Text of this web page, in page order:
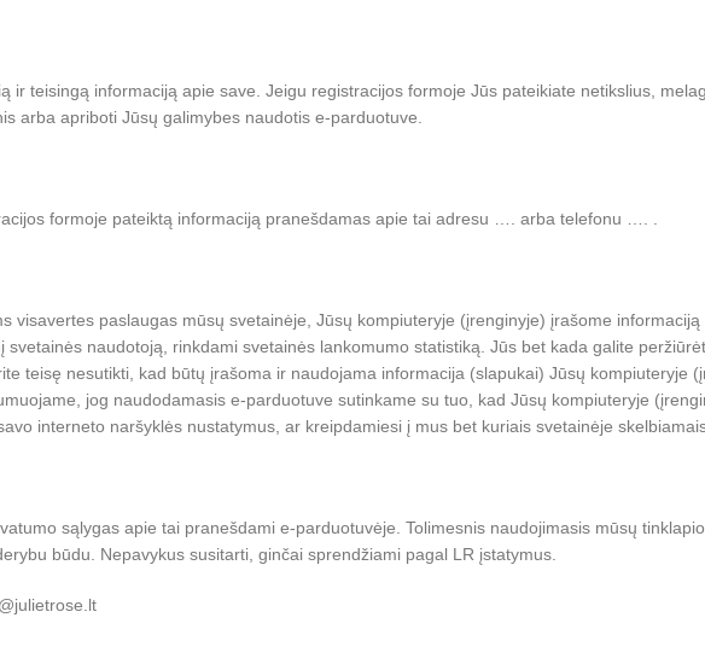
ir teisingą informaciją apie save. Jeigu registracijos formoje Jūs pateikiate netikslius,
arba apriboti Jūsų galimybes naudotis e-parduotuve.
formoje pateiktą informaciją pranešdamas apie tai adresu …. arba telefonu …. .
visavertes paslaugas mūsų svetainėje, Jūsų kompiuteryje (įrenginyje) įrašome informaciją
naudotoją, rinkdami svetainės lankomumo statistiką. Jūs bet kada galite
teisę nesutikti, kad būtų įrašoma ir naudojama informacija (slapukai) Jūsų kompiuteryje
jog naudodamasis e-parduotuve sutinkame su tuo, kad Jūsų kompiuteryje
interneto naršyklės nustatymus, ar kreipdamiesi į mus bet kuriais svetainėje
sąlygas apie tai pranešdami e-parduotuvėje. Tolimesnis naudojimasis mūsų
būdu. Nepavykus susitarti, ginčai sprendžiami pagal LR įstatymus.